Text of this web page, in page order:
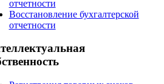
отчетности
Восстановление бухгалтерской
отчетности